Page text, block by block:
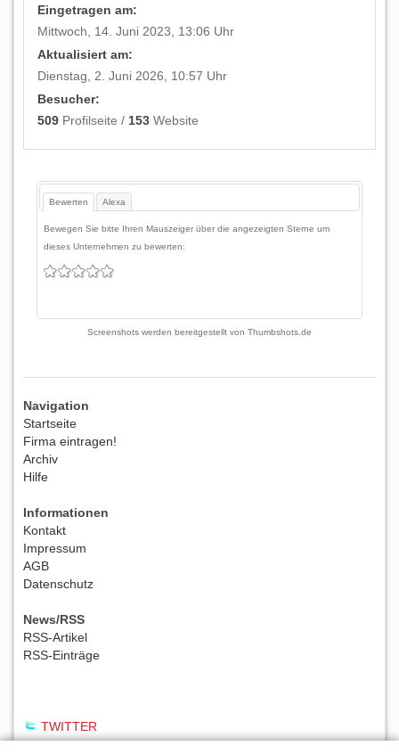
Eingetragen am:
Mittwoch, 14. Juni 2023, 13:06 Uhr
Aktualisiert am:
Dienstag, 2. Juni 2026, 10:57 Uhr
Besucher:
509 Profilseite / 153 Website
Bewerten Alexa
Bewegen Sie bitte Ihren Mauszeiger über die angezeigten Sterne um
dieses Unternehmen zu bewerten:
Screenshots werden bereitgestellt von Thumbshots.de
Navigation
Startseite
Firma eintragen!
Archiv
Hilfe
Informationen
Kontakt
Impressum
AGB
Datenschutz
News/RSS
RSS-Artikel
RSS-Einträge
TWITTER